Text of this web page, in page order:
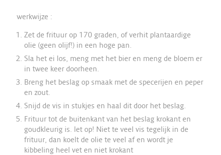
werkwijze :
Zet de frituur op 170 graden, of verhit plantaardige
olie (geen olijf!) in een hoge pan.
Sla het ei los, meng met het bier en meng de bloem er
in twee keer doorheen.
Breng het beslag op smaak met de specerijen en peper
en zout.
Snijd de vis in stukjes en haal dit door het beslag.
Frituur tot de buitenkant van het beslag krokant en
goudkleurig is. let op! Niet te veel vis tegelijk in de
frituur, dan koelt de olie te veel af en wordt je
kibbeling heel vet en niet krokant